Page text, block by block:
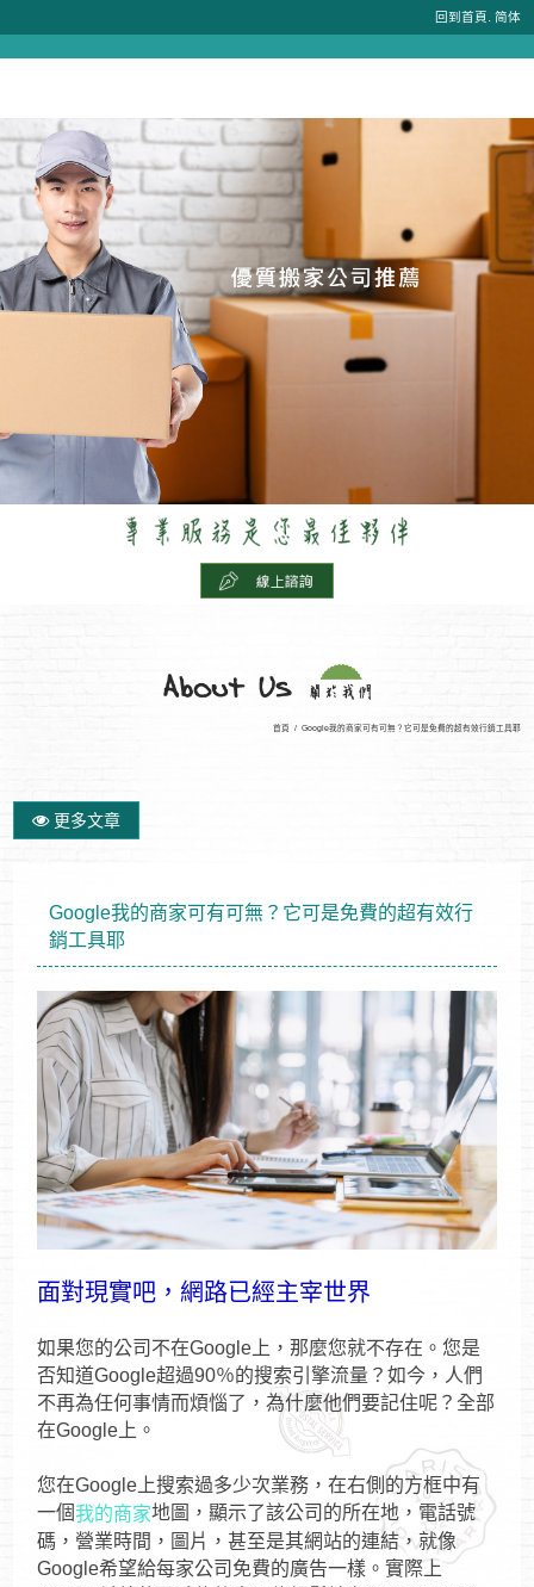
回到首頁. 简体
首頁 / Google我的商家可有可無？它可是免費的超有效行銷工具耶
更多文章
Google我的商家可有可無？它可是免費的超有效行
銷工具耶
面對現實吧，網路已經主宰世界
如果您的公司不在Google上，那麼您就不存在。您是
否知道Google超過90％的搜索引擎流量？如今，人們
不再為任何事情而煩惱了，為什麼他們要記住呢？全部
在Google上。
您在Google上搜索過多少次業務，在右側的方框中有
一個我的商家地圖，顯示了該公司的所在地，電話號
碼，營業時間，圖片，甚至是其網站的連結，就像
Google希望給每家公司免費的廣告一樣。實際上